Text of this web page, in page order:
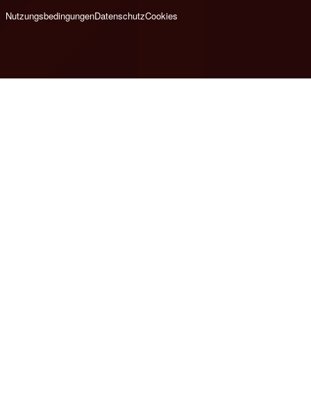
NutzungsbedingungenDatenschutzCookies